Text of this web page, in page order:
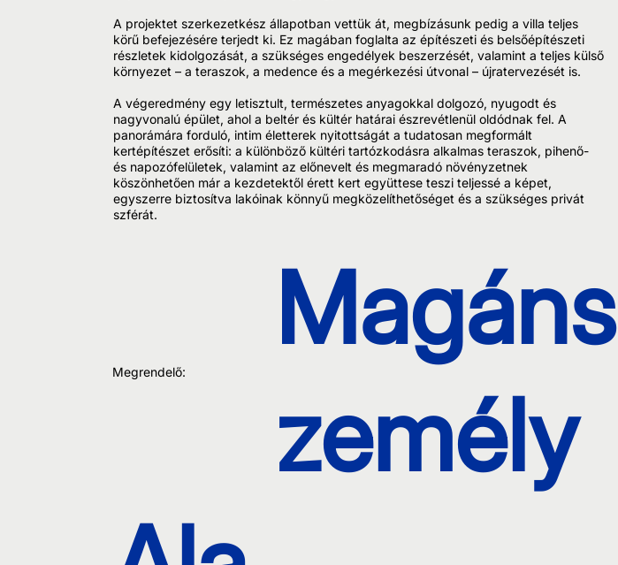
A projektet szerkezetkész állapotban vettük át, megbízásunk pedig a villa teljes
körű befejezésére terjedt ki. Ez magában foglalta az építészeti és belsőépítészeti
részletek kidolgozását, a szükséges engedélyek beszerzését, valamint a teljes külső
környezet – a teraszok, a medence és a megérkezési útvonal – újratervezését is.
A végeredmény egy letisztult, természetes anyagokkal dolgozó, nyugodt és
nagyvonalú épület, ahol a beltér és kültér határai észrevétlenül oldódnak fel. A
panorámára forduló, intim életterek nyitottságát a tudatosan megformált
kertépítészet erősíti: a különböző kültéri tartózkodásra alkalmas teraszok, pihenő-
és napozófelületek, valamint az előnevelt és megmaradó növényzetnek
köszönhetően már a kezdetektől érett kert együttese teszi teljessé a képet,
egyszerre biztosítva lakóinak könnyű megközelíthetőséget és a szükséges privát
szférát.
Megrendelő:
Magáns
zemély